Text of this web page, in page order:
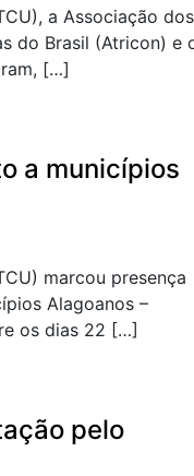
a Associação dos
do Brasil (Atricon) e
[…]
a municípios
marcou presença
Alagoanos –
os dias 22 […]
pelo